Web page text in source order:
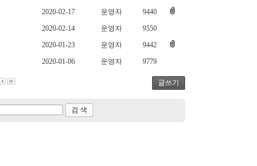
2020-02-17 운영자
9440
2020-02-14 운영자
9550
2020-01-23 운영자
9442
2020-01-06 운영자 9779
글쓰기
검 색